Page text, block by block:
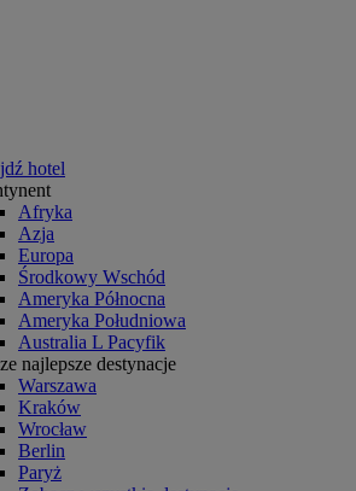
hotel
Afryka
Azja
Europa
Środkowy Wschód
Ameryka Północna
Ameryka Południowa
Australia L Pacyfik
najlepsze destynacje
Warszawa
Kraków
Wrocław
Berlin
Paryż